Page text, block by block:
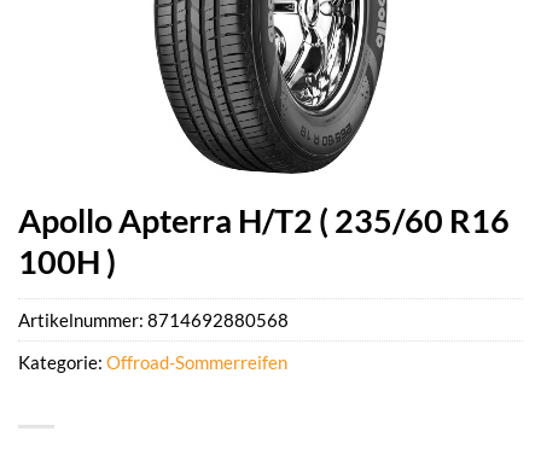
Apollo Apterra H/T2 ( 235/60 R16
100H )
Artikelnummer: 8714692880568
Kategorie: Offroad-Sommerreifen